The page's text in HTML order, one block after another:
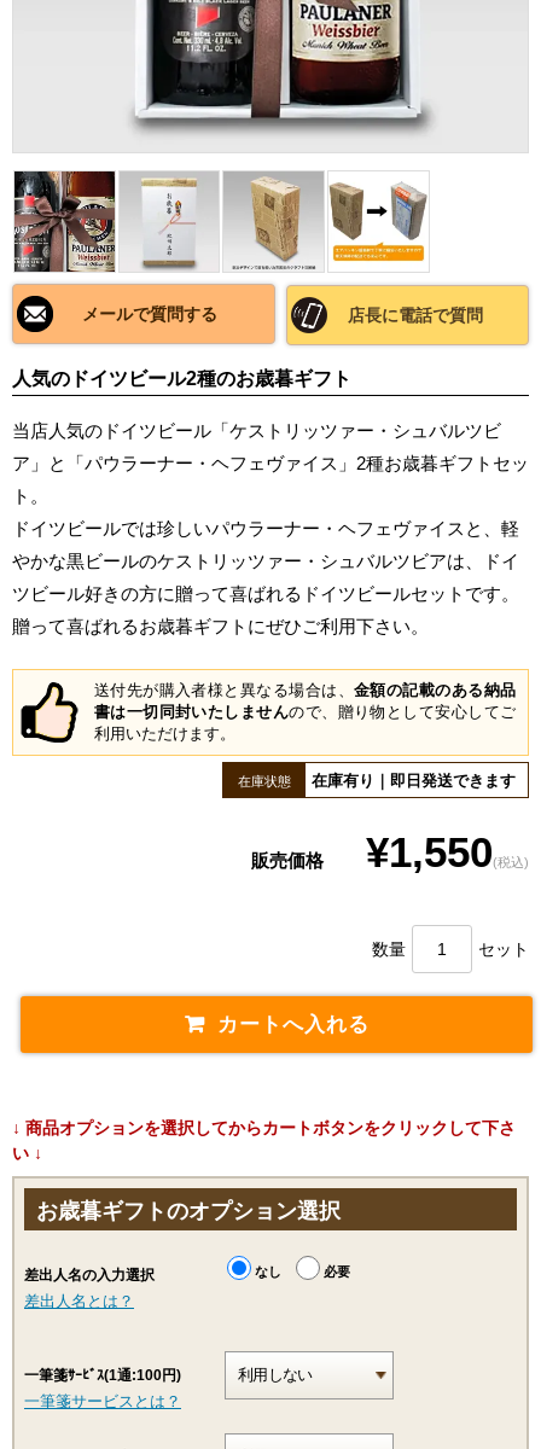
メールで質問する 店長に電話で質問
人気のドイツビール2種のお歳暮ギフト
当店人気のドイツビール「ケストリッツァー・シュバルツビ
ア」と「パウラーナー・ヘフェヴァイス」2種お歳暮ギフトセッ
ト。
ドイツビールでは珍しいパウラーナー・ヘフェヴァイスと、軽
やかな黒ビールのケストリッツァー・シュバルツビアは、ドイ
ツビール好きの方に贈って喜ばれるドイツビールセットです。
贈って喜ばれるお歳暮ギフトにぜひご利用下さい。
送付先が購入者様と異なる場合は、 金額の記載のある納品
書は一切同封いたしませんので、贈り物として安心してご
利用いただけます。
在庫状態 在庫有り｜即日発送できます
販売価格¥1,550(税込)
数量 セット
↓ 商品オプションを選択してからカートボタンをクリックして下さ
い ↓
お歳暮ギフトのオプション選択
差出人名の入力選択
差出人名とは？
なし 必要
一筆箋ｻｰﾋﾞｽ(1通:100円)
一筆箋サービスとは？